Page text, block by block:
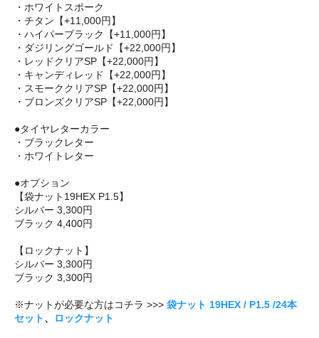
・ホワイトスポーク
・チタン【+11,000円】
・ハイパーブラック【+11,000円】
・ダジリングゴールド【+22,000円】
・レッドクリアSP【+22,000円】
・キャンディレッド【+22,000円】
・スモーククリアSP【+22,000円】
・ブロンズクリアSP【+22,000円】
●タイヤレターカラー
・ブラックレター
・ホワイトレター
●オプション
【袋ナット19HEX P1.5】
シルバー 3,300円
ブラック 4,400円
【ロックナット】
シルバー 3,300円
ブラック 3,300円
※ナットが必要な方はコチラ >>> 袋ナット 19HEX / P1.5 /24本
セット、 ロックナット